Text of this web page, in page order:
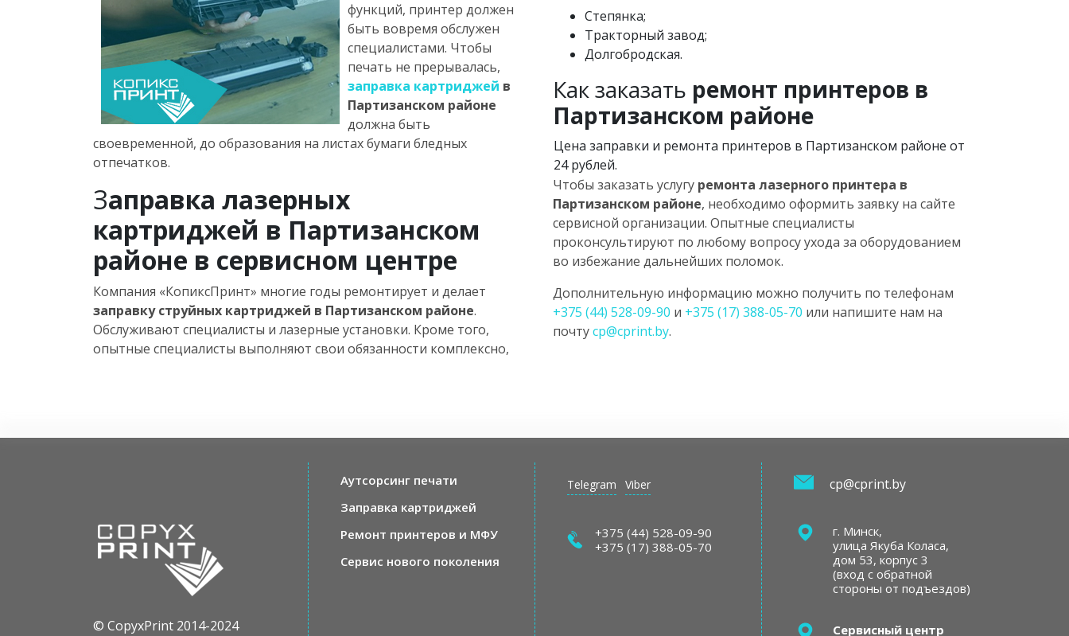
функций, принтер должен
быть вовремя обслужен
специалистами. Чтобы
печать не прерывалась,
заправка картриджей в
Партизанском районе
должна быть
своевременной, до образования на листах бумаги бледных
отпечатков.
Заправка лазерных
картриджей в Партизанском
районе в сервисном центре
Компания «КопиксПринт» многие годы ремонтирует и делает
заправку струйных картриджей в Партизанском районе.
Обслуживают специалисты и лазерные установки. Кроме того,
опытные специалисты выполняют свои обязанности комплексно,
Степянка;
Тракторный завод;
Долгобродская.
Как заказать ремонт принтеров в
Партизанском районе
Цена заправки и ремонта принтеров в Партизанском районе от
24 рублей.
Чтобы заказать услугу ремонта лазерного принтера в
Партизанском районе, необходимо оформить заявку на сайте
сервисной организации. Опытные специалисты
проконсультируют по любому вопросу ухода за оборудованием
во избежание дальнейших поломок.
Дополнительную информацию можно получить по телефонам
+375 (44) 528-09-90 и +375 (17) 388-05-70 или напишите нам на
почтуcp@cprint.by.
© CopyxPrint 2014-2024
Аутсорсинг печати
Заправка картриджей
Ремонт принтеров и МФУ
Сервис нового поколения
Telegram Viber
+375 (44) 528-09-90
+375 (17) 388-05-70
cp@cprint.by
г. Минск,
улица Якуба Коласа,
дом 53, корпус 3
(вход с обратной
стороны от подъездов)
Сервисный центр